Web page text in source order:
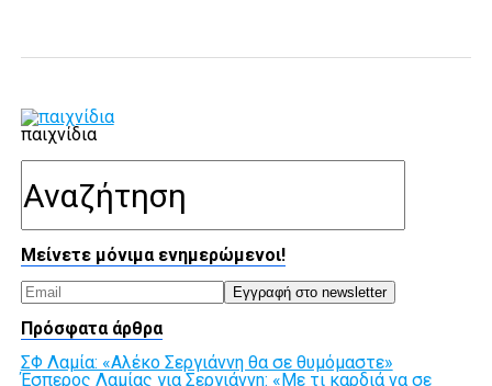
παιχνίδια
Μείνετε μόνιμα ενημερώμενοι!
Πρόσφατα άρθρα
ΣΦ Λαμία: «Αλέκο Σεργιάννη θα σε θυμόμαστε»
Έσπερος Λαμίας για Σεργιάννη: «Με τι καρδιά να σε